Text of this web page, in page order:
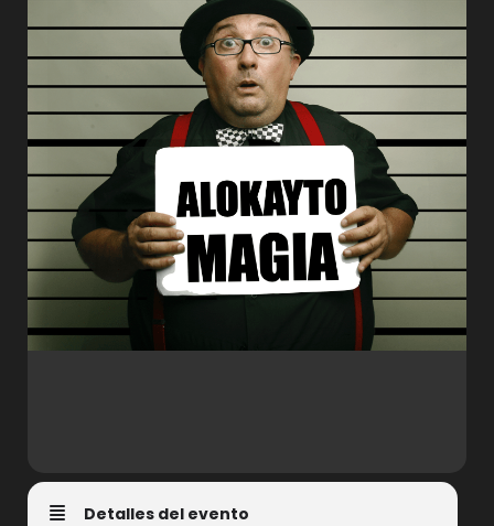
Detalles del evento